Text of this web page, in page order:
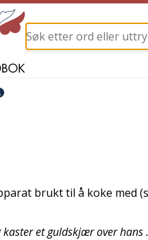
brukt til å koke med
kaster et guldskjær over